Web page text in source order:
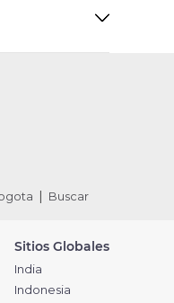
Buscar
Sitios Globales
India
Indonesia